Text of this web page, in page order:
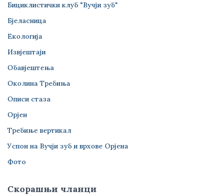
Бициклистички клуб "Вучји зуб"
Бјеласница
Екологија
Извјештаји
Обавјештења
Околина Требиња
Описи стаза
Орјен
Требиње вертикал
Успон на Вучји зуб и врхове Орјена
Фото
Скорашњи чланци